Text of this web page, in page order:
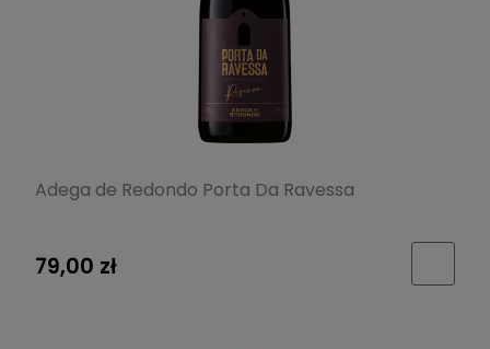
Adega de Redondo Porta Da Ravessa
79,00 zł